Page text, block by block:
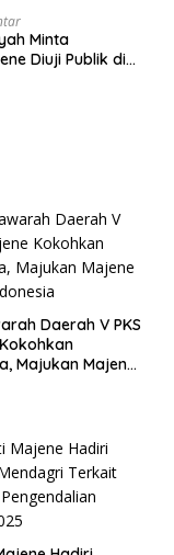
Minta
Diuji Publik di
Daerah V PKS
Majukan Majene